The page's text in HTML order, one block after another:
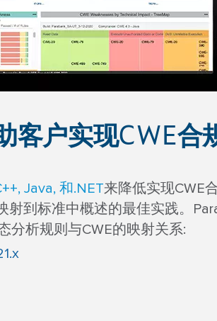
客户实现CWE合
Java,​ 和​.NET来降低实现CWE
到标准中概述的最佳实践。
分析规则与CWE的映射关系: